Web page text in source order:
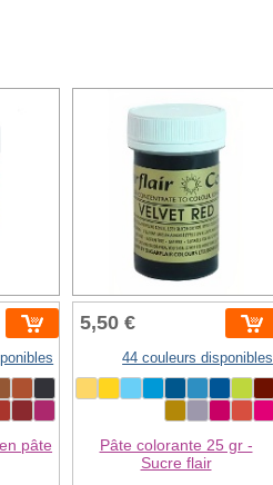
pâte
5,50 €
44 couleurs disponibles
Pâte colorante 25 gr -
Sucre flair